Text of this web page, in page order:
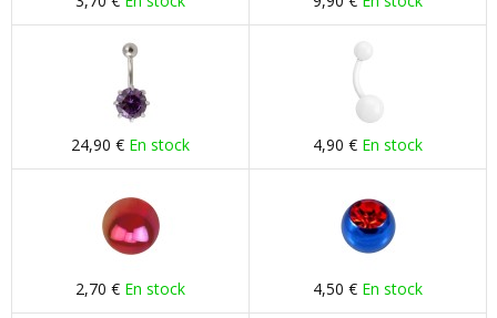
24,90 € En stock 4,90 € En stock
2,70 € En stock 4,50 € En stock